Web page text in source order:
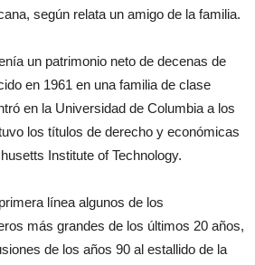
según relata un amigo de la familia.
un patrimonio neto de decenas de
en 1961 en una familia de clase
en la Universidad de Columbia a los
los títulos de derecho y económicas
Institute of Technology.
línea algunos de los
más grandes de los últimos 20 años,
de los años 90 al estallido de la